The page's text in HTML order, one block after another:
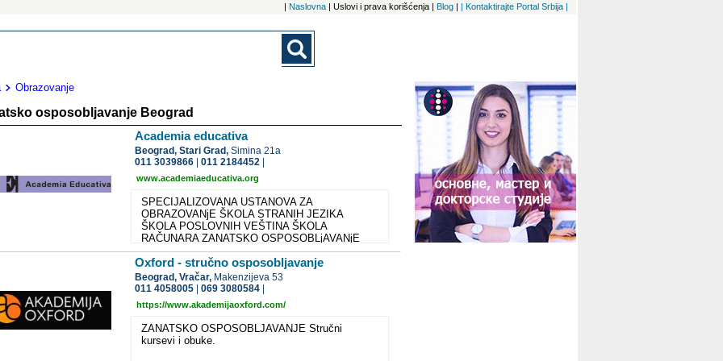
| Naslovna | Uslovi i prava korišćenja | Blog | | Kontaktirajte Portal Srbija |
Obrazovanje
osposobljavanje Beograd
Academia educativa
Beograd,Stari Grad,Simina 21a
011 3039866 |011 2184452
www.academiaeducativa.org
SPECIJALIZOVANA USTANOVA ZA
OBRAZOVANjE ŠKOLA STRANIH JEZIKA
ŠKOLA POSLOVNIH VEŠTINA ŠKOLA
RAČUNARA ZANATSKO OSPOSOBLjAVANjE
ŠKOLA ZA NEGU LEPOTE i NEGU TELA ŠKOLA
KULTURE i UMETNOSTI UNIVERZITET ZA
TREĆE DOBA PSIHOLOŠKO SAVETOVALIŠTE
ŠKOLA STRANIH JEZIKA KURSEVI ZA DECU
ENGLESKI JEZIK FRANCUSKI JEZIK ŠPANSKI
JEZIK NEMAČKI JEZIK KURSEVI ZA MLADE i
ODRASLE ENGLESKI JEZIK FRANCUSKI JEZIK
ŠPANSKI JEZIK NEMAČKI JEZIK ITALIJANSKI
JEZIK GRČKI JEZIK PORTUGALSKI JEZIK
Oxford - stručno osposobljavanje
Beograd,Vračar, Makenzijeva 53
011 4058005 |069 3080584
https://www.akademijaoxford.com/
ZANATSKO OSPOSOBLJAVANJE Stručni
kursevi i obuke.